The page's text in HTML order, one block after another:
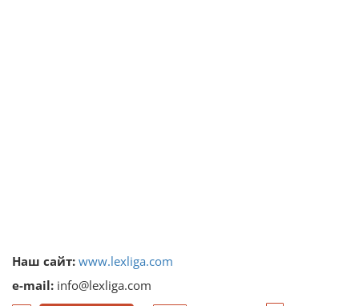
Наш сайт: www.lexliga.com
e-mail: info@lexliga.com